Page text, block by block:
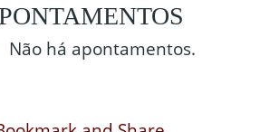
Não há apontamentos.